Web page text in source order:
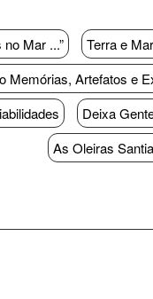
Mar ...” Terra e
Memórias, Artefatos e
Deixa
As Oleiras